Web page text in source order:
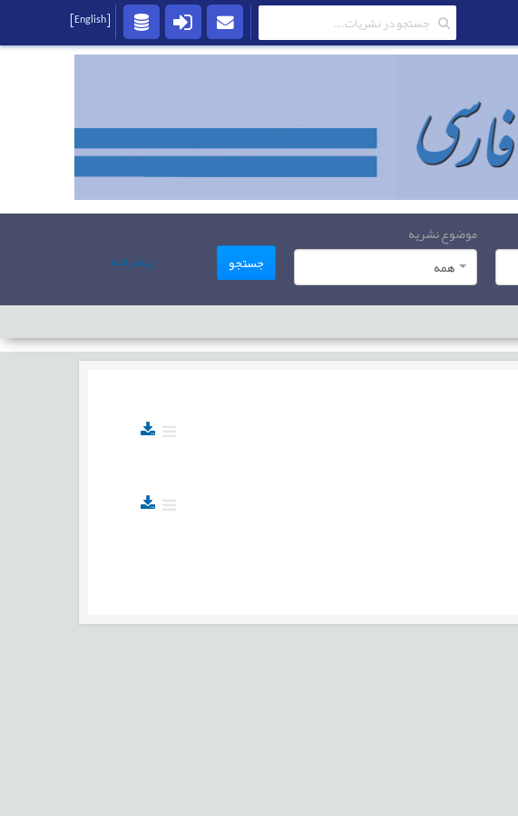
موضوع نشریه
همه
جستجو پیشرفته
[English]